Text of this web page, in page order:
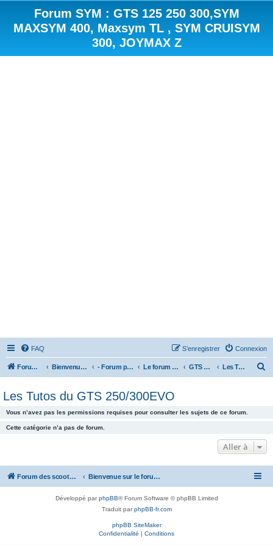
Forum SYM : GTS 125 250 300,SYM
MAXSYM 400, Maxsym TL , SYM CRUISYM
300, JOYMAX Z
FAQ Connexion
S’enregistrer
Forum des scooters SYM - GTS -MAXSYM - CRUISYM - JOYMAX - Maxsym TL Bienvenue sur le forum des scooters de la gamme SYM - Forum principal - Le forum des Scooters SYM GTS 250/300 Les Tutos du GTS 250/300EVO
r
c
Les Tutos du GTS 250/300EVO
Vous n’avez pas les permissions requises pour consulter les sujets de ce forum.
Cette catégorie n’a pas de forum.
Aller à
Forum des scooters SYM - GTS -MAXSYM - CRUISYM - JOYMAX - Maxsym TL Bienvenue sur le forum des scooters de la gamme SYM
Développé parphpBB® Forum Software © phpBB Limited
Traduit parphpBB-fr.com
phpBB SiteMaker
Confidentialité | Conditions